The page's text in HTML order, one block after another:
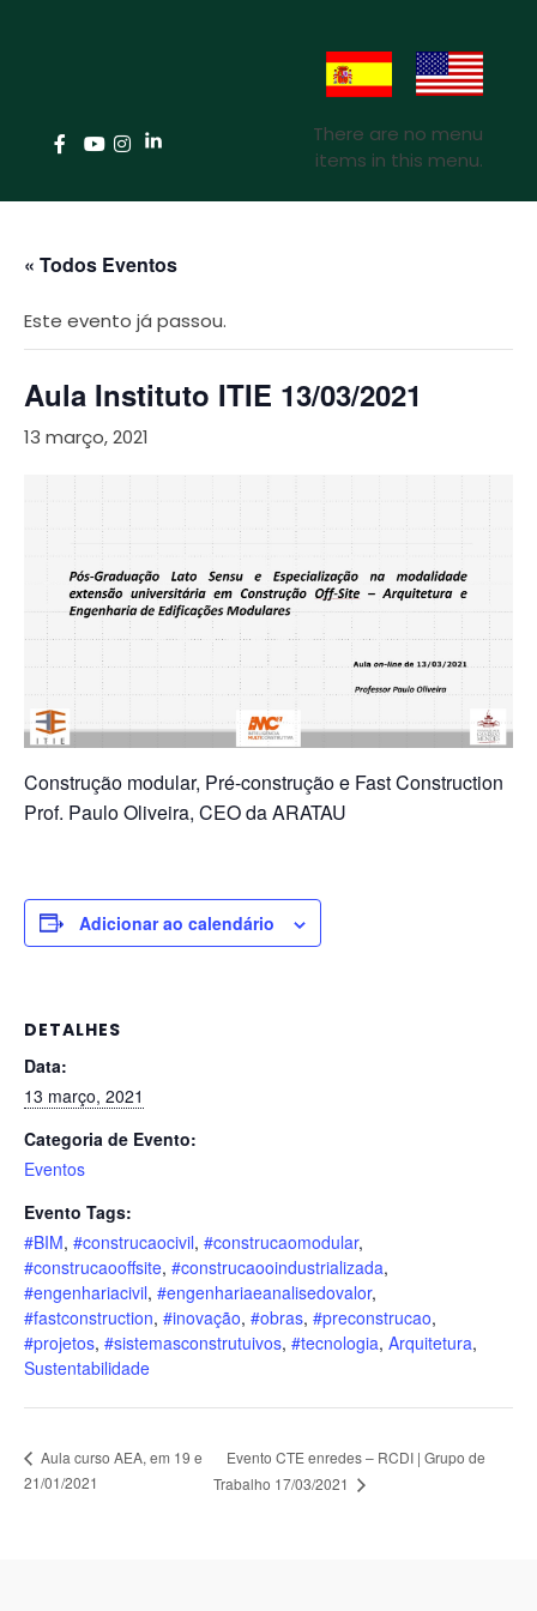
There are no menu
items in this menu.
« Todos Eventos
Este evento já passou.
Aula Instituto ITIE 13/03/2021
13 março, 2021
Construção modular, Pré-construção e Fast Construction
Prof. Paulo Oliveira, CEO da ARATAU
Adicionar ao calendário
DETALHES
Data:
13 março, 2021
Categoria de Evento:
Eventos
Evento Tags:
#BIM, #construcaocivil, #construcaomodular,
#construcaooffsite, #construcaooindustrializada,
#engenhariacivil, #engenhariaeanalisedovalor,
#fastconstruction, #inovação, #obras, #preconstrucao,
#projetos, #sistemasconstrutuivos, #tecnologia, Arquitetura,
Sustentabilidade
Aula curso AEA, em 19 e
21/01/2021
Evento CTE enredes – RCDI | Grupo de
Trabalho 17/03/2021